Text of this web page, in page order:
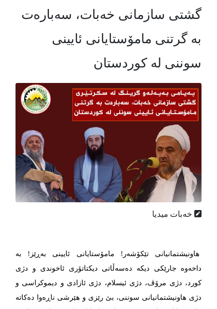
گشتی سازمانی خەبات، سەبارەت
بە گرتنی مامۆستایانی ئایینی
سوننی لە كوردستان
خەبات میدیا
هاونیشتمانیانی تێكۆشەر! مامۆستایانی ئایینی بەڕێز! بە
داخەوە جارێكی دیكە دەسەڵاتی دیكتاتۆری ئاخوندی و دژی
كورد، دژی مرۆڤ، دژی ئیسلام، دژی ئازادی و دیموكراسی و
دژی هاونیشتمانیانی سوننی، بێ‌ رێزی و هێرشی ناڕەوا دەكاتە